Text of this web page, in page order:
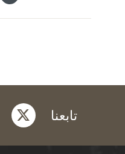
تابعنا twitter